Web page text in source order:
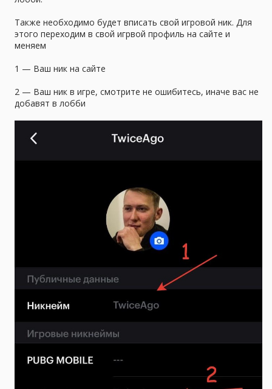
Также необходимо будет вписать свой игровой ник. Для
этого переходим в свой игрвой профиль на сайте и
меняем
1 — Ваш ник на сайте
2 — Ваш ник в игре, смотрите не ошибитесь, иначе вас не
добавят в лобби